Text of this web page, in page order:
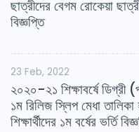
ছাত্রীদের বেগম রোকেয়া
বিজ্ঞপ্তি
23 Feb, 2022
২০২০-২১ শিক্ষাবর্ষে ডিগ্রী
১ম রিলিজ স্লিপ মেধা তালিকা
শিক্ষার্থীদের ১ম বর্ষের ভর্তি